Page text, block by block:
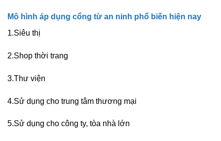
Mô hình áp dụng cổng từ an ninh phổ biến hiện nay
1.Siêu thị
2.Shop thời trang
3.Thư viện
4.Sử dụng cho trung tâm thương mại
5.Sử dụng cho công ty, tòa nhà lớn